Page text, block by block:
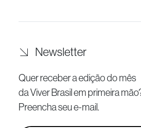
Newsletter
Quer receber a edição do mês
da Viver Brasilem primeira
Preencha seu e-mail.